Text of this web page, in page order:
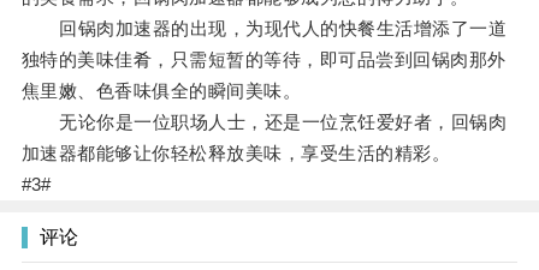
回锅肉加速器的出现，为现代人的快餐生活增添了一道
独特的美味佳肴，只需短暂的等待，即可品尝到回锅肉那外
焦里嫩、色香味俱全的瞬间美味。
无论你是一位职场人士，还是一位烹饪爱好者，回锅肉
加速器都能够让你轻松释放美味，享受生活的精彩。
#3#
评论